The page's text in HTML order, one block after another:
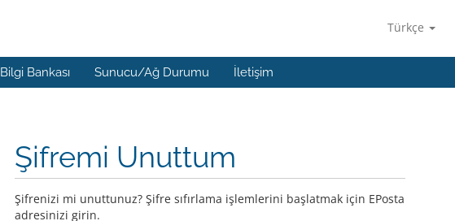
Türkçe
Bilgi Bankası Sunucu/Ağ Durumu İletişim
Şifremi Unuttum
Şifrenizi mi unuttunuz? Şifre sıfırlama işlemlerini başlatmak için EPosta
adresinizi girin.